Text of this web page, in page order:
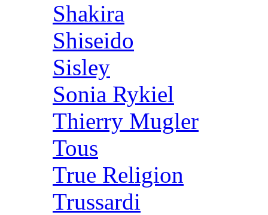
Shakira
Shiseido
Sisley
Sonia Rykiel
Thierry Mugler
Tous
True Religion
Trussardi